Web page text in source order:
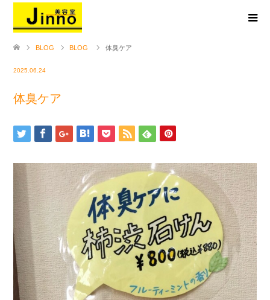
BLOG BLOG 体臭ケア
2025.06.24
体臭ケア